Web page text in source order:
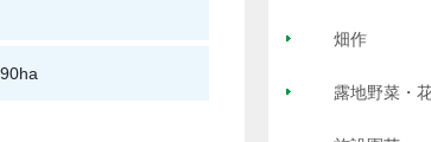
畑作
露地野菜・